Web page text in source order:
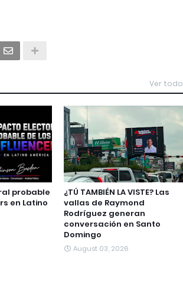
Ver todo
probable
en Latino
¿TÚ TAMBIÉN LA VISTE? Las
vallas de Raymond
Rodríguez generan
conversación en Santo
Domingo
August 03, 2026